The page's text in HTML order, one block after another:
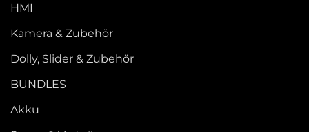
HMI
Kamera & Zubehör
Dolly, Slider & Zubehör
BUNDLES
Akku